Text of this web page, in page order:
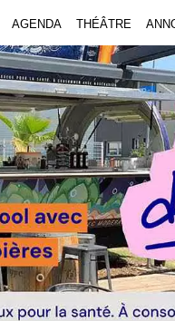
AGENDA THÉÂTRE